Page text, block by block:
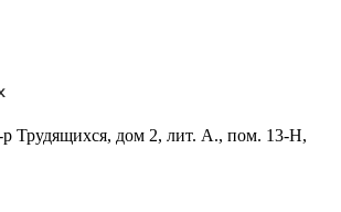
Трудящихся, дом 2, лит. А., пом. 13-Н,